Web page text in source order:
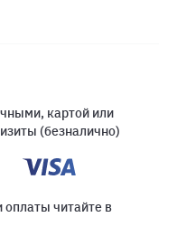
картой или
(безналично)
оплаты читайте в